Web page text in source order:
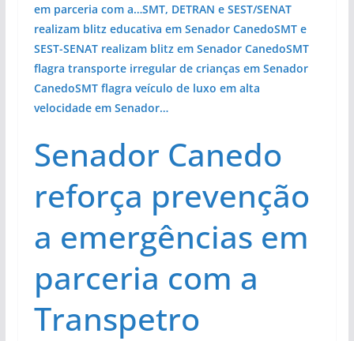
em parceria com a…SMT, DETRAN e SEST/SENAT
realizam blitz educativa em Senador CanedoSMT e
SEST-SENAT realizam blitz em Senador CanedoSMT
flagra transporte irregular de crianças em Senador
CanedoSMT flagra veículo de luxo em alta
velocidade em Senador…
Senador Canedo
reforça prevenção
a emergências em
parceria com a
Transpetro